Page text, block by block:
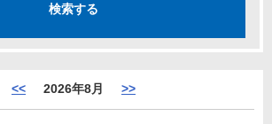
<< 2026年8月 >>